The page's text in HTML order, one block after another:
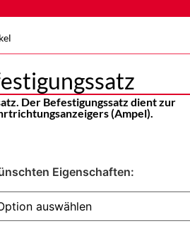
Der Befestigungssatz dient zur
(Ampel).
Eigenschaften: